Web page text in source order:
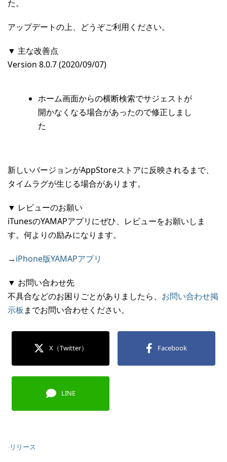
た。
アップデートの上、どうぞご利用ください。
▼ 主な改善点
Version 8.0.7 (2020/09/07)
ホーム画面からの横断検索でサジェストが
開かなくなる場合があったので修正しまし
た
新しいバージョンがAppStoreストアに反映されるまで、
タイムラグが生じる場合があります。
▼ レビューのお願い
iTunesのYAMAPアプリにぜひ、レビューをお願いしま
す。何よりの励みになります。
→iPhone版YAMAPアプリ
▼ お問い合わせ先
不具合などのお困りごとがありましたら、 お問い合わせ掲
示板 までお問い合わせください。
X（Twitter） Facebook
LINE
-リリース